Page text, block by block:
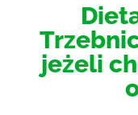
jeżeli